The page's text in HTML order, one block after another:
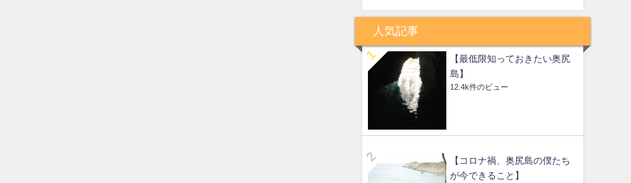
人気記事
【最低限知っておきたい奥尻
島】
12.4k件のビュー
【コロナ禍、奥尻島の僕たち
が今できること】